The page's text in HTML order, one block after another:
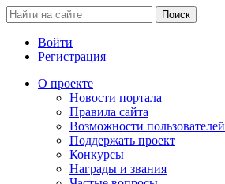
Войти
Регистрация
О проекте
Новости портала
Правила сайта
Возможности пользователей
Поддержать проект
Конкурсы
Награды и звания